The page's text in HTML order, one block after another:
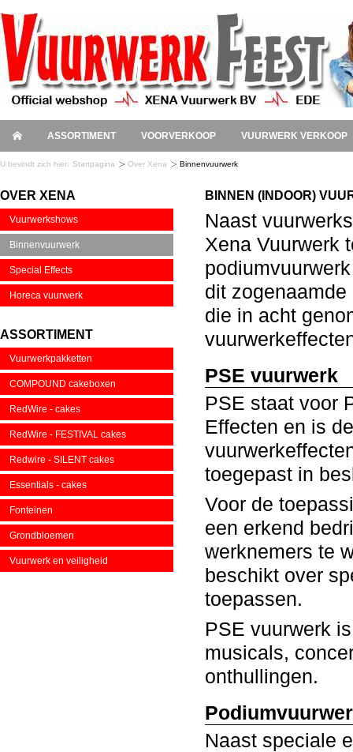
ASSORTIMENT VOORVERKOOP VUURWERK VERKOOP
U bevindt zich hier: Startpagina Over Xena Binnenvuurwerk
OVER XENA
Vuurwerkshows
Binnenvuurwerk
Special Effects
Horeca vuurwerk
ASSORTIMENT
Vuurwerkpakketten
COMPOUND cakeboxen
RedWire - cakes
RedWire - FESTIVAL cakes
Redwire - SILENT cakes
Essentials - cakes
Fonteinen
Grondbloemen
Vuurwerk en veiligheid
BINNEN (INDOOR)
Naast
Xena Vuurwerk
dit
die in acht
PSE vuurwerk
PSE staat voor
Effecten en is
toegepast in
Voor de
een erkend
werknemers te
beschikt over
toepassen.
PSE vuurwerk
musicals,
onthullingen.
Naast speciale